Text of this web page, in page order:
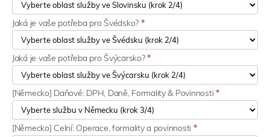
Jaká je vaše potřeba pro Švédsko? *
Jaká je vaše potřeba pro Švýcarsko?*
[Německo] Daňové: DPH, Daně, Formality & Povinnosti*
[Německo] Celní: Operace, formality a povinnosti *